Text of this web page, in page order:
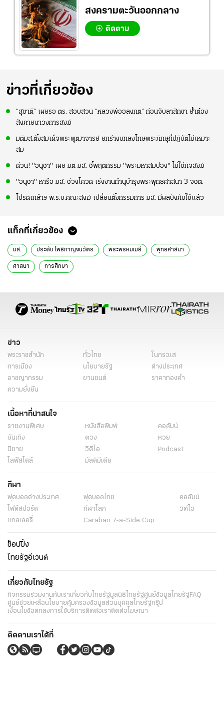
สงครามตะวันออกกลาง
ติดตาม
ข่าวที่เกี่ยวข้อง
“สุชาติ” เผยรอ ตร. สอบสวน “หลวงพ่ออลงกต” ก่อนจับลาสิกขา ย้ำต้อง
สังคายนาวงการสงฆ์
มติมส.ตั้งสมเด็จพระพุฒาจารย์ ยกร่างบทลงโทษพระภิกษุที่ปฏิบัติไม่เหมาะ
สม
ด่วน! "อนุชา" เผย มติ มส. ชี้พฤติกรรม "พระมหาสมปอง" ไม่ใช่กิจสงฆ์
"อนุชา" หารือ มส. ช่วงโควิด เร่งงานทำนุบำรุงพระพุทธศาสนา 3 จชต.
โปรดเกล้าฯ พ.ร.บ.คณะสงฆ์ เปลี่ยนตั้งกรรมการ มส. มีผลบังคับใช้แล้ว
แท็กที่เกี่ยวข้อง
มส. ประดับ โพธิกาญจนวัตร พระพรหมเมธี พุทธศาสนา
ศาสนา การศึกษา
ข่าว
พระราชสำนัก ทั่วไทย
ในกระแส
การเมือง
นโยบายรัฐ
ต่างประเทศ
อาชญากรรม
ยานยนต์
ราคาทองคำ
ความยั่งยืน
เนื้อหาที่น่าสนใจ
รายงานพิเศษ หนังสือพิมพ์
คอลัมน์
บันเทิง
ดวง
หวย
นิยาย
วิดีโอ
Podcast
ไลฟ์สไตล์
มัลติมีเดีย
กีฬา
ฟุตบอลต่่างประเทศ ฟุตบอลไทย
คอลัมน์
ไฟต์สปอร์ต
กีฬาโลก
วิดีโอ
แกลเลอรี่
Carabao 7-a-Side Cup
ช็อปปิ้ง
ไทยรัฐอีเวนต์
เกี่ยวกับไทยรัฐ
กิจกรรมร่วมงานกับเราเกี่ยวกับไทยรัฐมูลนิธิไทยรัฐศูนย์ข้อมูลไทยรัฐFAQ
ศูนย์ช่วยเหลือนโยบายคุ้มครองข้อมูลส่วนบุคคลไทยรัฐกรุ๊ป
เงื่อนไขข้อตกลงการใช้บริการติดต่อเราติดต่อโฆษณา
ติดตามเราได้ที่